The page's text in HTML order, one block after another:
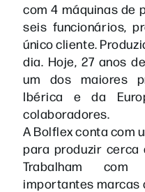
com 4 máquinas de
seis funcionários,
único cliente.
dia. Hoje, 27 anos
um dos maiores
Ibérica e da
colaboradores.
A Bolflex conta com
para produzir cerca
Trabalham
importantes marcas